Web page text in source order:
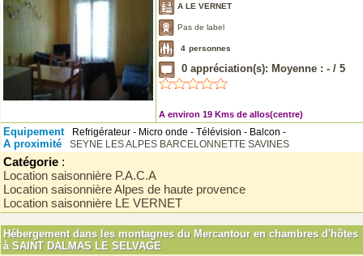
A LE VERNET
Pas de label
4 personnes
0 appréciation(s): Moyenne : - / 5
A environ 19 Kms de allos(centre)
Equipement Refrigérateur - Micro onde - Télévision - Balcon -
A proximité SEYNE LES ALPES BARCELONNETTE SAVINES
Catégorie :
Location saisonnière P.A.C.A
Location saisonnière Alpes de haute provence
Location saisonnière LE VERNET
Hébergement dans les montagnes du Mercantour en chambres d'hôtes
à SAINT DALMAS LE SELVAGE